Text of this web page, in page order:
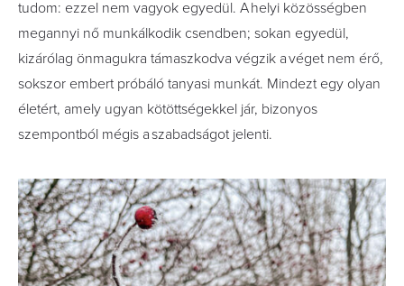
tudom: ezzel nem vagyok egyedül. A helyi közösségben
megannyi nő munkálkodik csendben; sokan egyedül,
kizárólag önmagukra támaszkodva végzik a véget nem érő,
sokszor embert próbáló tanyasi munkát. Mindezt egy olyan
életért, amely ugyan kötöttségekkel jár, bizonyos
szempontból mégis a szabadságot jelenti.